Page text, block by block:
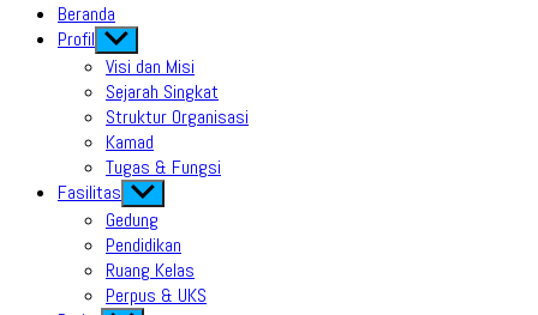
Beranda
Profil Show
sub
menu
Visi dan Misi
Sejarah Singkat
Struktur Organisasi
Kamad
Tugas & Fungsi
Fasilitas Show
sub
menu
Gedung
Pendidikan
Ruang Kelas
Perpus & UKS